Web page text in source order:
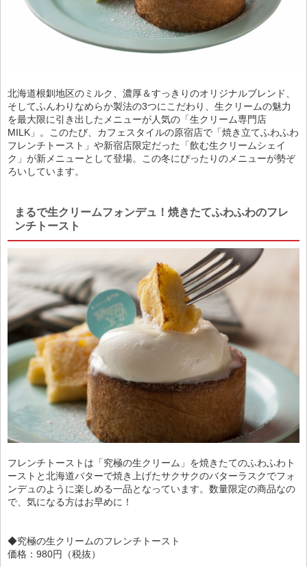
北海道根釧地区のミルク、濃厚＆すっきりのオリジナルブレンド、
そしてふんわりなめらか製法の3つにこだわり、生クリームの魅力
を最大限に引き出したメニューが人気の「生クリーム専門店
MILK」。このたび、カフェスタイルの原宿店で「焼き立てふわふわ
フレンチトースト」や新宿店限定だった「飲む生クリームシェイ
ク」が新メニューとして登場。この冬にぴったりのメニューが勢ぞ
ろいしています。
まるで生クリームフォンデュ！焼きたてふわふわのフレ
ンチトースト
フレンチトーストは「究極の生クリーム」を焼きたてのふわふわト
ーストと北海道バターで焼き上げたサクサクのバターラスクでフォ
ンデュのように楽しめる一品となっています。数量限定の商品なの
で、気になる方はお早めに！
◆究極の生クリームのフレンチトースト
価格：980円（税抜）